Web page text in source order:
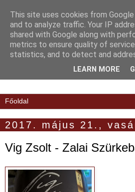
2017. május 21.,
Vig Zsolt - Zalai
This site uses cookies from
and to analyze traffic. Your IP
shared with Google along with
metrics to ensure quality of
statistics, and to detect and
LEARN MORE